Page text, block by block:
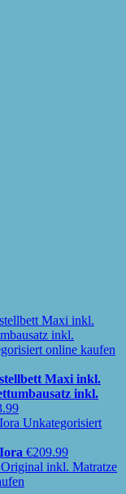
Maxi inkl.
inkl.
€209.99